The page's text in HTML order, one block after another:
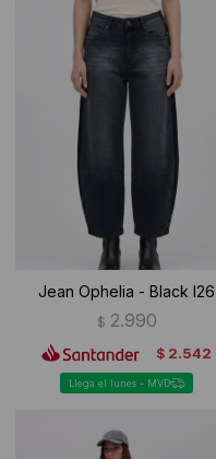
Jean Ophelia - Black I26
$ 2.990
$ 2.542
Llega el lunes - MVD